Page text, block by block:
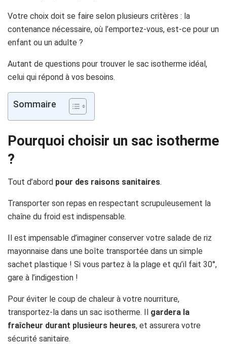
Votre choix doit se faire selon plusieurs critères : la
contenance nécessaire, où l’emportez-vous, est-ce pour un
enfant ou un adulte ?
Autant de questions pour trouver le sac isotherme idéal,
celui qui répond à vos besoins.
Sommaire
Pourquoi choisir un sac isotherme
?
Tout d’abord pour des raisons sanitaires.
Transporter son repas en respectant scrupuleusement la
chaîne du froid est indispensable.
Il est impensable d’imaginer conserver votre salade de riz
mayonnaise dans une boîte transportée dans un simple
sachet plastique ! Si vous partez à la plage et qu’il fait 30°,
gare à l’indigestion !
Pour éviter le coup de chaleur à votre nourriture,
transportez-la dans un sac isotherme. Il gardera la
fraîcheur durant plusieurs heures, et assurera votre
sécurité sanitaire.